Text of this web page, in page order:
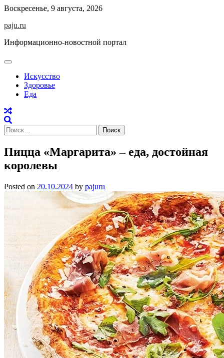
Skip
content
Воскресенье, 9 августа, 2026
paju.ru
Информационно-новостной портал
Искусство
Здоровье
Еда
Найти:
Пицца «Маргарита» – еда, достойная
королевы
Posted on 20.10.2024 by pajuru